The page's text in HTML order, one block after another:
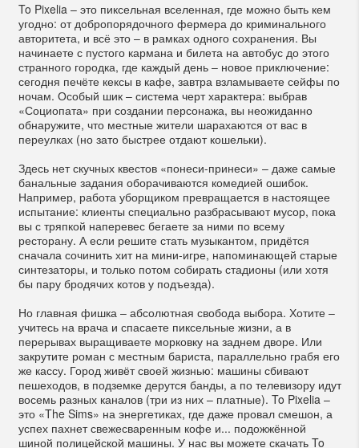
To Pixelia – это пиксельная вселенная, где можно быть кем
угодно: от добропорядочного фермера до криминального
авторитета, и всё это – в рамках одного сохранения. Вы
начинаете с пустого кармана и билета на автобус до этого
странного городка, где каждый день – новое приключение:
сегодня печёте кексы в кафе, завтра взламываете сейфы по
ночам. Особый шик – система черт характера: выбрав
«Социопата» при создании персонажа, вы неожиданно
обнаружите, что местные жители шарахаются от вас в
переулках (но зато быстрее отдают кошельки).
Здесь нет скучных квестов «понеси-принеси» – даже самые
банальные задания оборачиваются комедией ошибок.
Например, работа уборщиком превращается в настоящее
испытание: клиенты специально разбрасывают мусор, пока
вы с тряпкой наперевес бегаете за ними по всему
ресторану. А если решите стать музыкантом, придётся
сначала сочинить хит на мини-игре, напоминающей старые
синтезаторы, и только потом собирать стадионы (или хотя
бы пару бродячих котов у подъезда).
Но главная фишка – абсолютная свобода выбора. Хотите –
учитесь на врача и спасаете пиксельные жизни, а в
перерывах выращиваете морковку на заднем дворе. Или
закрутите роман с местным бариста, параллельно грабя его
же кассу. Город живёт своей жизнью: машины сбивают
пешеходов, в подземке дерутся банды, а по телевизору идут
восемь разных каналов (три из них – платные). To Pixelia –
это «The Sims» на энергетиках, где даже провал смешон, а
успех пахнет свежесваренным кофе и... подожжённой
шиной полицейской машины. У нас вы можете скачать To